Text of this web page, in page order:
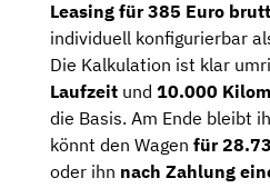
Leasing für 385 Euro
individuell konfigurierbar
Die Kalkulation ist klar
Laufzeit und 10.000
die Basis. Am Ende bleibt
könnt den Wagen für
oder ihn nach Zahlung